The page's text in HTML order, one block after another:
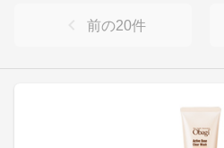
前の20件